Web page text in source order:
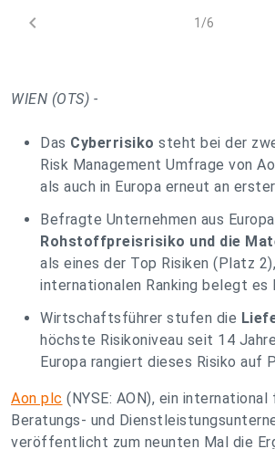
chevron_left 1/6
WIEN (OTS) -
Das Cyberrisiko steht bei der
Risk Management Umfrage von
als auch in Europa erneut an
Befragte Unternehmen aus
Rohstoffpreisrisiko und die
als eines der Top Risiken (Platz
internationalen Ranking belegt es
Wirtschaftsführer stufen die
höchste Risikoniveau seit 14
Europa rangiert dieses Risiko auf
Aon plc (NYSE: AON), ein international
Beratungs- und
veröffentlicht zum neunten Mal die